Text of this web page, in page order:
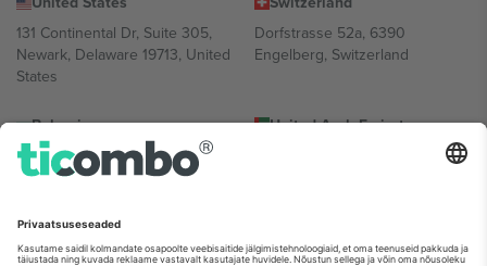
131 Continental Dr, Suite 305,
Newark, Delaware 19713, United
States
Dorfstrasse 52a, 6390
Engelberg, Switzerland
Bulgaria
Regus Sofia City West, bul
Totleben 53-55, 1606 Sofia,
United Arab Emirates
UAE Dubai Silicon Oasis, DDP
Mexico